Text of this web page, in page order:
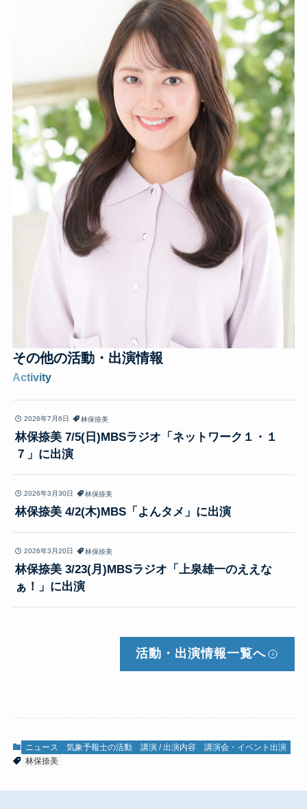
その他の活動・出演情報
Activity
2026年7月6日 林保捺美
林保捺美 7/5(日)MBSラジオ「ネットワーク１・１
７」に出演
2026年3月30日 林保捺美
林保捺美 4/2(木)MBS「よんタメ」に出演
2026年3月20日 林保捺美
林保捺美 3/23(月)MBSラジオ「上泉雄一のええな
ぁ！」に出演
活動・出演情報一覧へ
ニュース 気象予報士の活動 講演 / 出演内容
講演会・イベント出演
林保捺美